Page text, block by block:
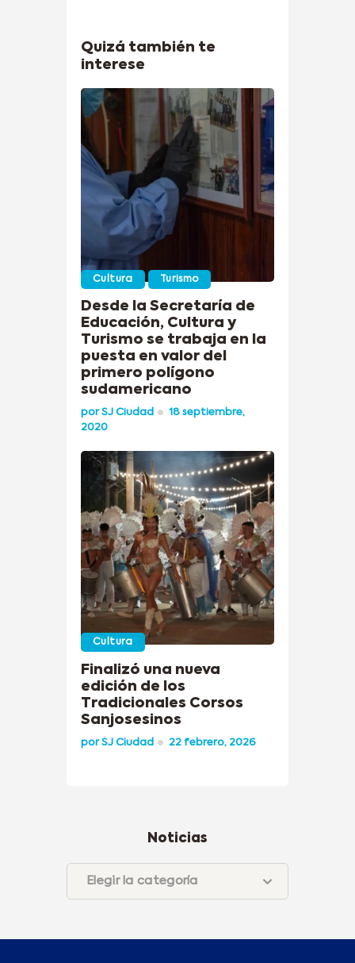
Quizá también te
interese
Cultura Turismo
Desde la Secretaría de
Educación, Cultura y
Turismo se trabaja en la
puesta en valor del
primero polígono
sudamericano
porSJ Ciudad
18 septiembre,
2020
Cultura
Finalizó una nueva
edición de los
Tradicionales Corsos
Sanjosesinos
porSJ Ciudad 22 febrero, 2026
Noticias